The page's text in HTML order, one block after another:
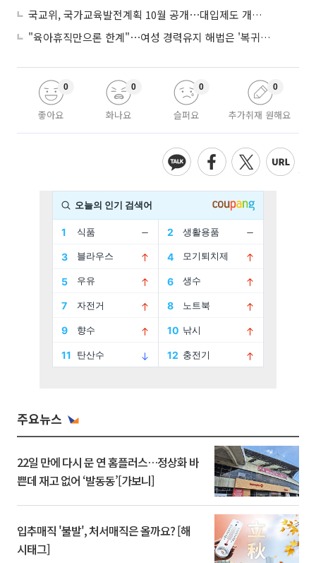
국교위, 국가교육발전계획 10월 공개⋯대입제도 개편 공론화 추진
"육아휴직만으론 한계"⋯여성 경력유지 해법은 '복귀 후 유연근무’
좋아요
0
화나요
0
슬퍼요
0
추가취재 원해요
0
주요뉴스
22일 만에 다시 문 연 홈플러스…정상화 바
쁜데 재고 없어 ‘발동동’[가보니]
입추매직 '불발', 처서매직은 올까요? [해
시태그]